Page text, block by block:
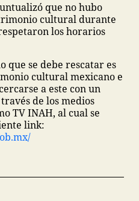
que no hubo
cultural durante
los horarios
que se debe rescatar es
cultural mexicano e
a este con un
de los medios
TV INAH, al cual se
link: